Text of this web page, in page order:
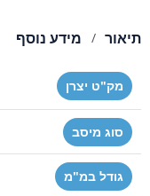
תיאור מידע נוסף
מק"ט יצרן
סוג מיסב
גודל במ"מ